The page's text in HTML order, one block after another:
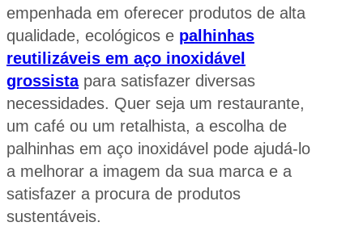
empenhada em oferecer produtos de alta
qualidade, ecológicos e palhinhas
reutilizáveis em aço inoxidável
grossistapara satisfazer diversas
necessidades. Quer seja um restaurante,
um café ou um retalhista, a escolha de
palhinhas em aço inoxidável pode ajudá-lo
a melhorar a imagem da sua marca e a
satisfazer a procura de produtos
sustentáveis.